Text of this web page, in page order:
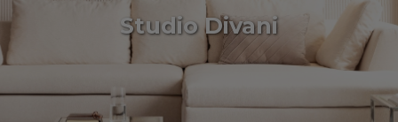
Studio Divani